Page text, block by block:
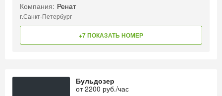
Компания: Ренат
г.Санкт-Петербург
+7 ПОКАЗАТЬ НОМЕР
Бульдозер
от2200 руб./час